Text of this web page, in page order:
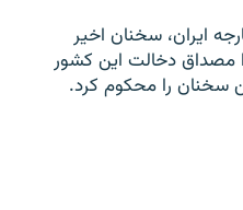
ایران، سخنان اخیر
مصداق دخالت این کشور
سخنان را محکوم کرد.